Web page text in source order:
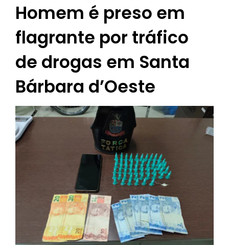
Homem é preso em
flagrante por tráfico
de drogas em Santa
Bárbara d’Oeste